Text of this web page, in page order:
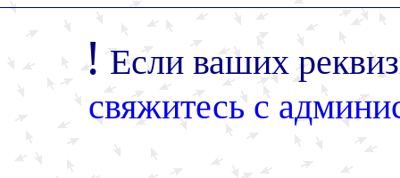
! Если ваших
свяжитесь с